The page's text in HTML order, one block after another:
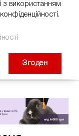
з використанням
Згоден